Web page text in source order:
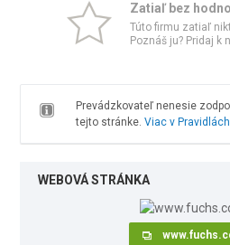
Zatiaľ bez
Túto firmu zatiaľ
Poznáš ju? Pridaj k
Prevádzkovateľ nenesie
tejto stránke. Viac v Pravidlách
WEBOVÁ STRÁNKA